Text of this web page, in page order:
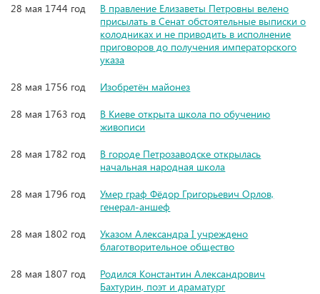
28 мая 1744 год
В правление Елизаветы Петровны велено
присылать в Сенат обстоятельные выписки о
колодниках и не приводить в исполнение
приговоров до получения императорского
указа
28 мая 1756 год
Изобретён майонез
28 мая 1763 год
В Киеве открыта школа по обучению
живописи
28 мая 1782 год
В городе Петрозаводске открылась
начальная народная школа
28 мая 1796 год
Умер граф Фёдор Григорьевич Орлов,
генерал-аншеф
28 мая 1802 год
Указом Александра I учреждено
благотворительное общество
28 мая 1807 год
Родился Константин Александрович
Бахтурин, поэт и драматург